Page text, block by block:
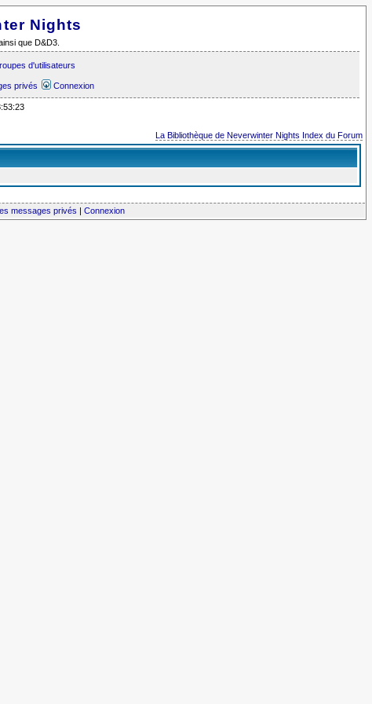
Nights
que D&D3.
d'utilisateurs
privés Connexion
La Bibliothèque de Neverwinter Nights Index du Forum
messages privés Connexion